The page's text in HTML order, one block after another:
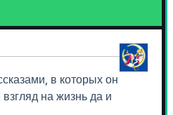
в которых он
на жизнь да и